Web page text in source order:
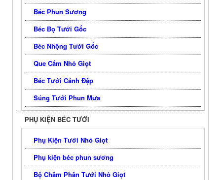
Béc Phun Sương
Béc Bọ Tưới Gốc
Béc Nhộng Tưới Gốc
Que Cắm Nhỏ Giọt
Béc Tưới Cánh Đập
Súng Tưới Phun Mưa
PHỤ KIỆN BÉC TƯỚI
Phụ Kiện Tưới Nhỏ Giọt
Phụ kiện béc phun sương
Bộ Châm Phân Tưới Nhỏ Giọt